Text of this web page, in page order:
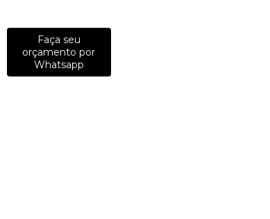
Faça seu
orçamento por
Whatsapp